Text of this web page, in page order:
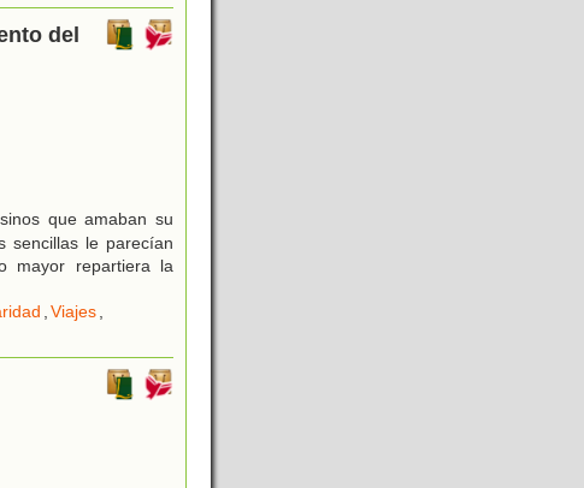
del
que amaban su
sencillas le parecían
mayor repartiera la
,Viajes,